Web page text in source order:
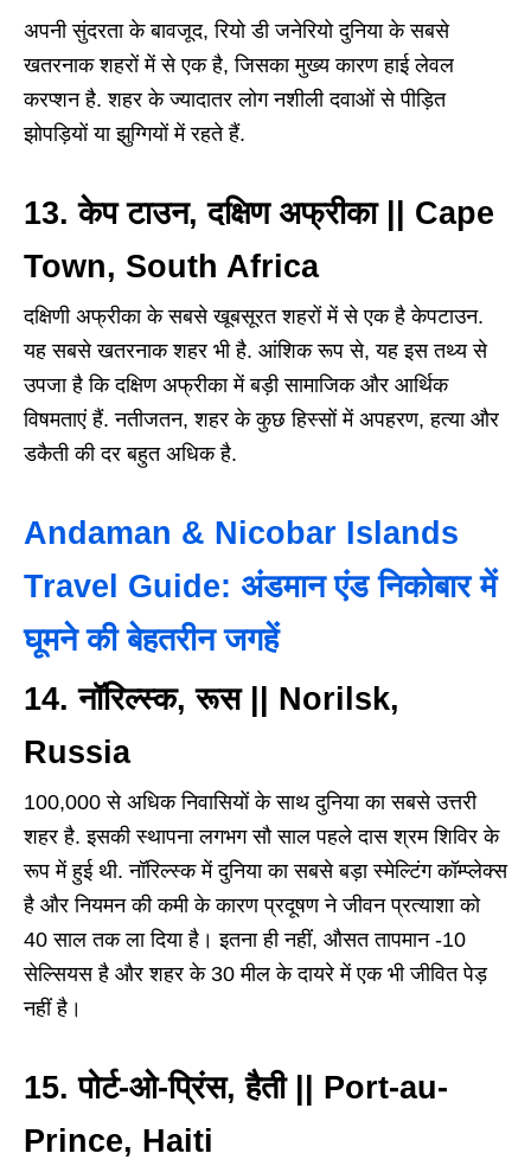
अपनी सुंदरता के बावजूद, रियो डी जनेरियो दुनिया के सबसे
खतरनाक शहरों में से एक है, जिसका मुख्य कारण हाई लेवल
करप्शन है. शहर के ज्यादातर लोग नशीली दवाओं से पीड़ित
झोपड़ियों या झुग्गियों में रहते हैं.
13. केप टाउन, दक्षिण अफ्रीका || Cape
Town, South Africa
दक्षिणी अफ्रीका के सबसे खूबसूरत शहरों में से एक है केपटाउन.
यह सबसे खतरनाक शहर भी है. आंशिक रूप से, यह इस तथ्य से
उपजा है कि दक्षिण अफ्रीका में बड़ी सामाजिक और आर्थिक
विषमताएं हैं. नतीजतन, शहर के कुछ हिस्सों में अपहरण, हत्या और
डकैती की दर बहुत अधिक है.
Andaman & Nicobar Islands
Travel Guide: अंडमान एंड निकोबार में
घूमने की बेहतरीन जगहें
14. नॉरिल्स्क, रूस || Norilsk,
Russia
100,000 से अधिक निवासियों के साथ दुनिया का सबसे उत्तरी
शहर है. इसकी स्थापना लगभग सौ साल पहले दास श्रम शिविर के
रूप में हुई थी. नॉरिल्स्क में दुनिया का सबसे बड़ा स्मेल्टिंग कॉम्प्लेक्स
है और नियमन की कमी के कारण प्रदूषण ने जीवन प्रत्याशा को
40 साल तक ला दिया है। इतना ही नहीं, औसत तापमान -10
सेल्सियस है और शहर के 30 मील के दायरे में एक भी जीवित पेड़
नहीं है।
15. पोर्ट-ओ-प्रिंस, हैती || Port-au-
Prince, Haiti